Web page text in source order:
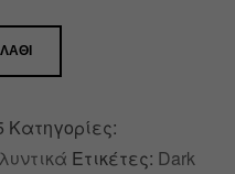
Κατηγορίες:
Ετικέτες: Dark